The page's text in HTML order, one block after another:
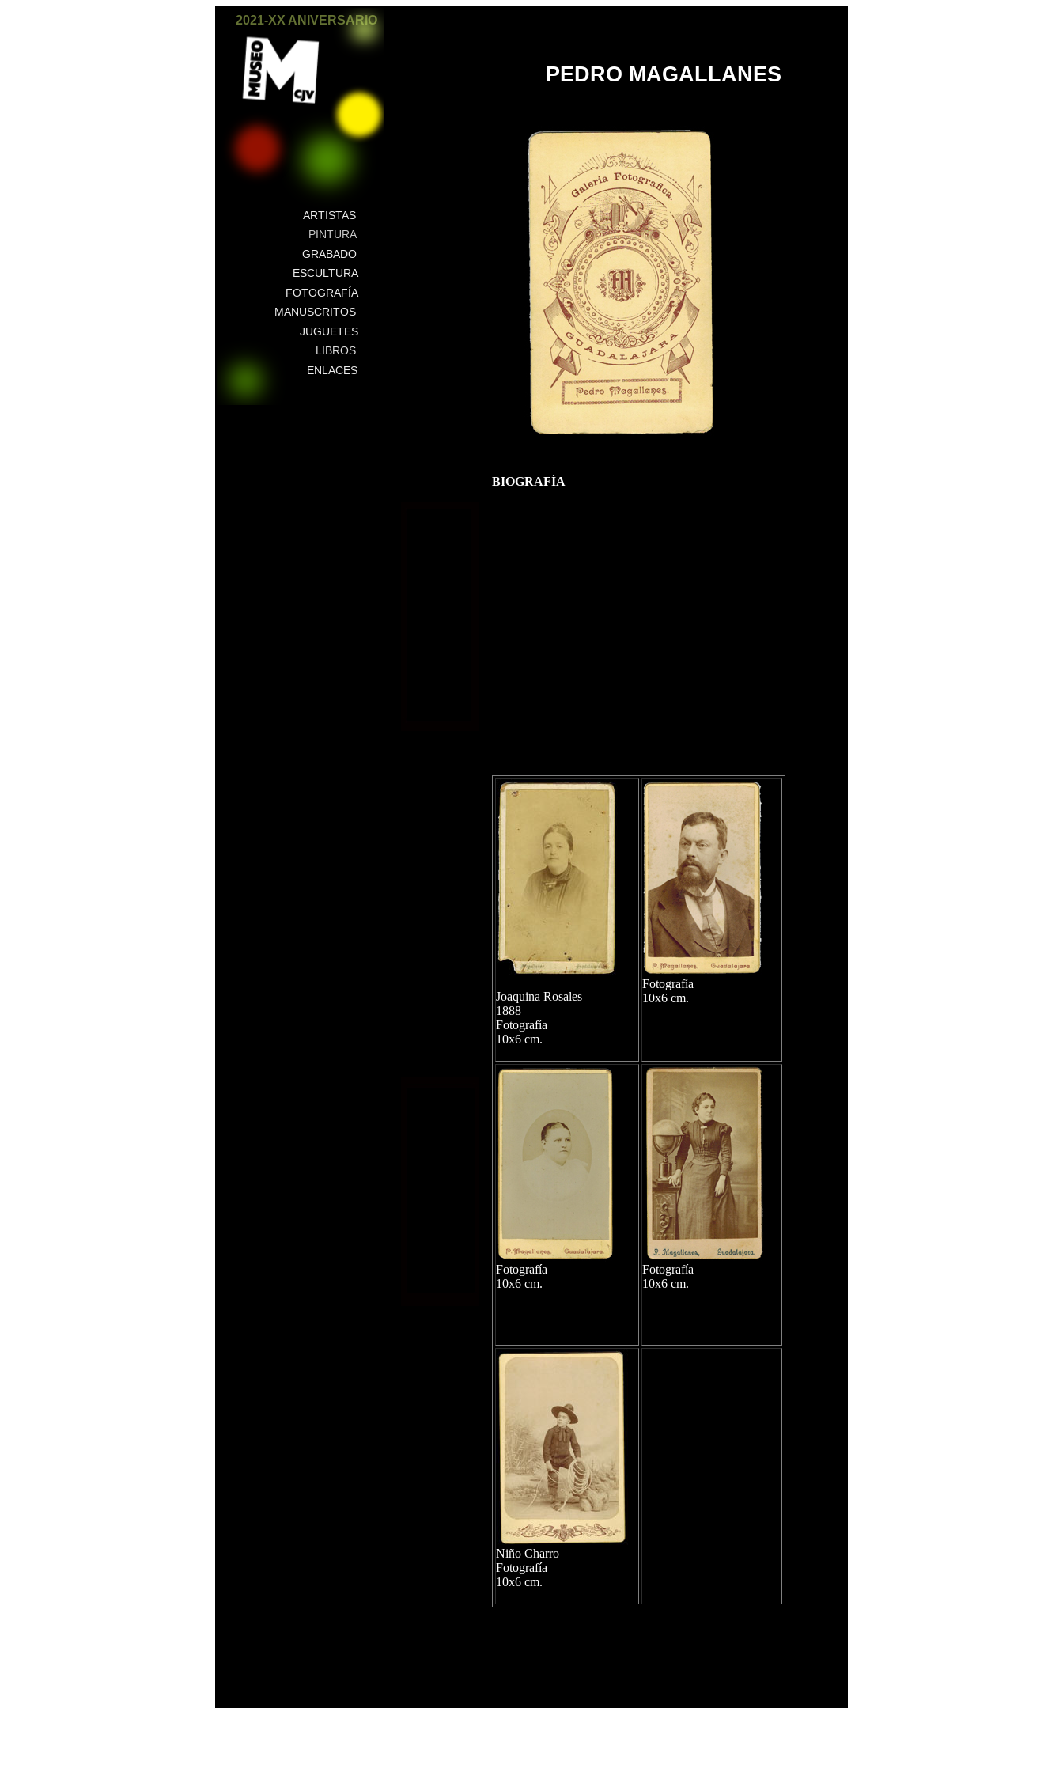
2021-XX ANIVERSARIO
ARTISTAS
PINTURA
GRABADO
ESCULTURA
FOTOGRAFÍA
MANUSCRITOS
JUGUETES
LIBROS
ENLACES
PEDRO MAGALLANES
BIOGRAFÍA
Joaquina Rosales
1888
Fotografía
10x6 cm.
Fotografía
10x6 cm.
Fotografía
10x6 cm.
Fotografía
10x6 cm.
Niño Charro
Fotografía
10x6 cm.